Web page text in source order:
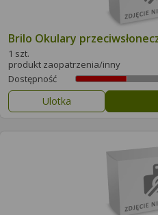
Brilo Okulary
1 szt.
produkt zaopatrzenia/inny
Dostępność
Ulotka